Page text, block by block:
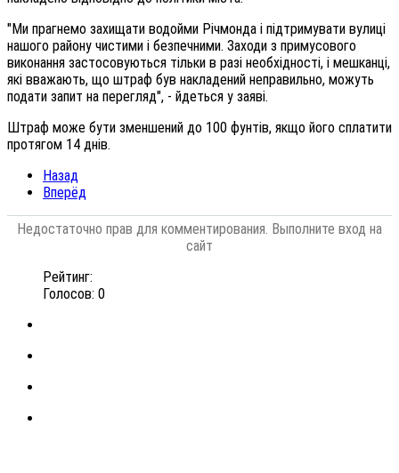
"Ми прагнемо захищати водойми Річмонда і підтримувати вулиці
нашого району чистими і безпечними. Заходи з примусового
виконання застосовуються тільки в разі необхідності, і мешканці,
які вважають, що штраф був накладений неправильно, можуть
подати запит на перегляд", - йдеться у заяві.
Штраф може бути зменшений до 100 фунтів, якщо його сплатити
протягом 14 днів.
Назад
Вперёд
Недостаточно прав для комментирования. Выполните вход на
сайт
Рейтинг:
Голосов: 0